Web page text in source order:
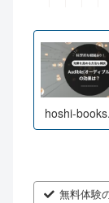
hoshi-
無料体験